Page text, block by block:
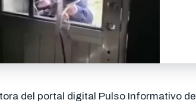
del portal digital Pulso Informativo del